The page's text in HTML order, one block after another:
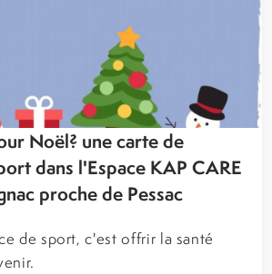
Noël? une carte de
dans l'Espace KAP CARE
proche de Pessac
de sport, c'est offrir la santé